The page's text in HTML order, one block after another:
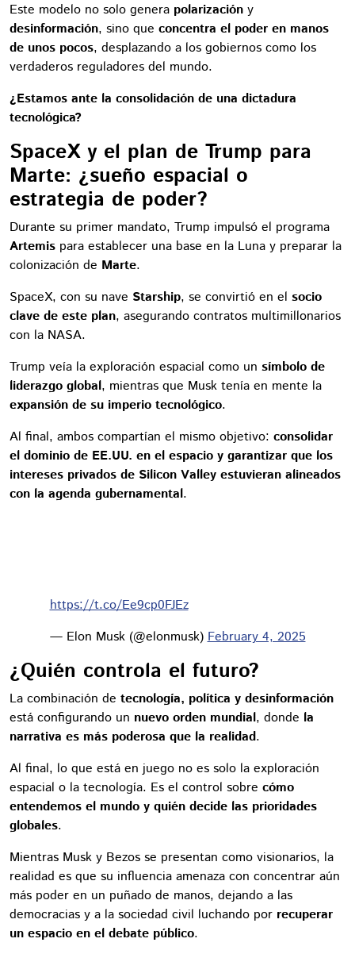
Este modelo no solo genera polarización y
desinformación, sino que concentra el poder en manos
de unos pocos, desplazando a los gobiernos como los
verdaderos reguladores del mundo.
¿Estamos ante la consolidación de una dictadura
tecnológica?
SpaceX y el plan de Trump para
Marte: ¿sueño espacial o
estrategia de poder?
Durante su primer mandato, Trump impulsó el programa
Artemis para establecer una base en la Luna y preparar la
colonización de Marte.
SpaceX, con su nave Starship, se convirtió en el socio
clave de este plan, asegurando contratos multimillonarios
con la NASA.
Trump veía la exploración espacial como un símbolo de
liderazgo global, mientras que Musk tenía en mente la
expansión de su imperio tecnológico.
Al final, ambos compartían el mismo objetivo: consolidar
el dominio de EE.UU. en el espacio y garantizar que los
intereses privados de Silicon Valley estuvieran alineados
con la agenda gubernamental.
https://t.co/Ee9cp0FJEz
— Elon Musk (@elonmusk)February 4, 2025
¿Quién controla el futuro?
La combinación de tecnología, política y desinformación
está configurando un nuevo orden mundial, donde la
narrativa es más poderosa que la realidad.
Al final, lo que está en juego no es solo la exploración
espacial o la tecnología. Es el control sobre cómo
entendemos el mundo y quién decide las prioridades
globales.
Mientras Musk y Bezos se presentan como visionarios, la
realidad es que su influencia amenaza con concentrar aún
más poder en un puñado de manos, dejando a las
democracias y a la sociedad civil luchando por recuperar
un espacio en el debate público.